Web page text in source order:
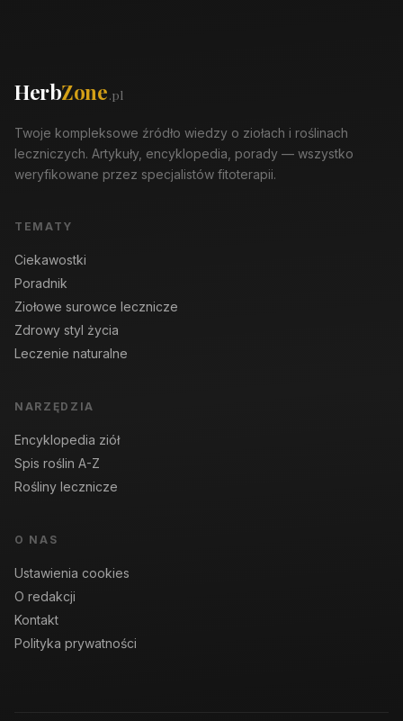
HerbZone.pl
Twoje kompleksowe źródło wiedzy o ziołach i roślinach
leczniczych. Artykuły, encyklopedia, porady — wszystko
weryfikowane przez specjalistów fitoterapii.
TEMATY
Ciekawostki
Poradnik
Ziołowe surowce lecznicze
Zdrowy styl życia
Leczenie naturalne
NARZĘDZIA
Encyklopedia ziół
Spis roślin A-Z
Rośliny lecznicze
O NAS
Ustawienia cookies
O redakcji
Kontakt
Polityka prywatności